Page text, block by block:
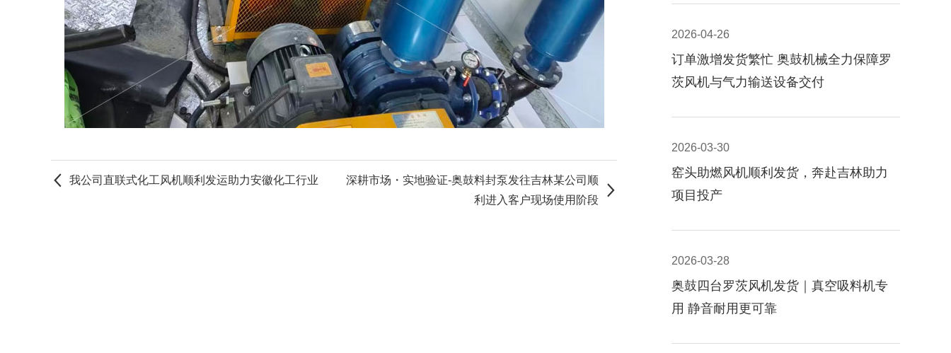
我公司直联式化工风机顺利发运助力安徽化工行业
深耕市场・实地验证-奥鼓料封泵发往吉林某公司顺
利进入客户现场使用阶段
2026-04-26
订单激增发货繁忙 奥鼓机械全力保障罗
茨风机与气力输送设备交付
2026-03-30
窑头助燃风机顺利发货，奔赴吉林助力
项目投产
2026-03-28
奥鼓四台罗茨风机发货｜真空吸料机专
用 静音耐用更可靠